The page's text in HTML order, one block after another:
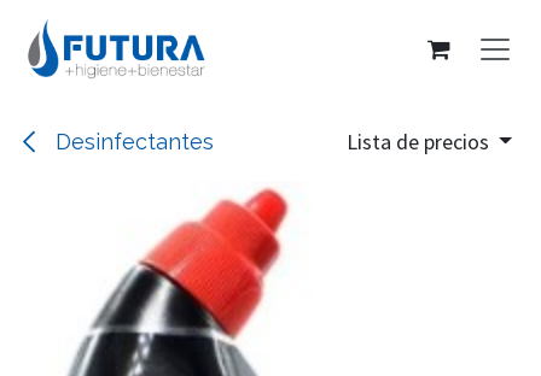
Ir al contenido
Desinfectantes Lista de precios